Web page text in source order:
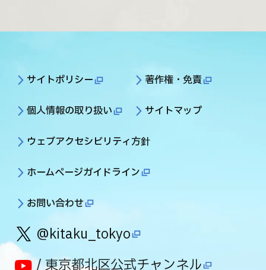
サイトポリシー 著作権・免責
個人情報の取り扱い サイトマップ
ウェブアクセシビリティ方針
ホームページガイドライン
お問い合わせ
@kitaku_tokyo
/ 東京都北区公式チャンネル